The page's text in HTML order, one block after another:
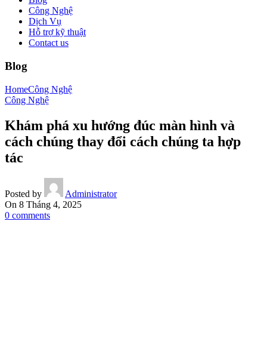
Công Nghệ
Dịch Vụ
Hỗ trợ kỹ thuật
Contact us
Blog
HomeCông Nghệ
Công Nghệ
Khám phá xu hướng đúc màn hình và
cách chúng thay đổi cách chúng ta hợp
tác
Posted by
Administrator
On 8 Tháng 4, 2025
0 comments